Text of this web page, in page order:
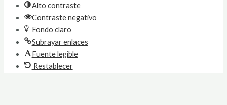
Alto contraste
Contraste negativo
Fondo claro
Subrayar enlaces
Fuente legible
Restablecer